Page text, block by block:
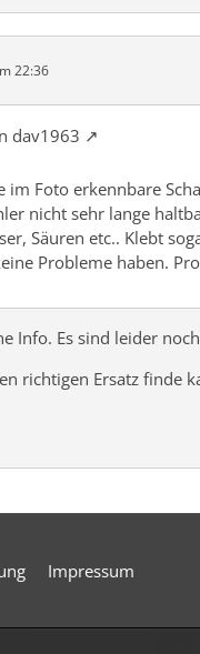
22:36
dav1963
im Foto erkennbare
nicht sehr lange
Säuren etc.. Klebt
Probleme haben.
Info. Es sind leider
richtigen Ersatz finde
Impressum